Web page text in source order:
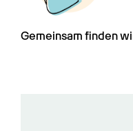
Gemeinsam finden